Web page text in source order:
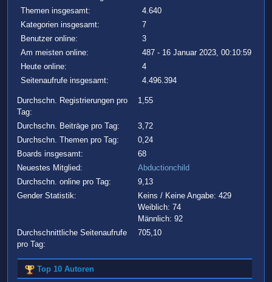
Themen insgesamt:
4.640
Kategorien insgesamt:
7
Benutzer online:
3
Am meisten online:
487 - 16 Januar 2023, 00:10:59
Heute online:
4
Seitenaufrufe insgesamt:
4.496.394
Durchschn. Registrierungen pro
Tag:
1,55
Durchschn. Beiträge pro Tag:
3,72
Durchschn. Themen pro Tag:
0,24
Boards insgesamt:
68
Neuestes Mitglied:
Abductionchild
Durchschn. online pro Tag:
9,13
Gender Statistik:
Keins / Keine Angabe: 429
Weiblich: 74
Männlich: 92
Durchschnittliche Seitenaufrufe
pro Tag:
705,10
Top 10 Autoren